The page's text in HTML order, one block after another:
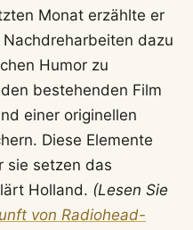
Monat erzählte er
Nachdreharbeiten dazu
Humor zu
bestehenden Film
einer originellen
Diese Elemente
sie setzen das
Holland. (Lesen Sie
von Radiohead-